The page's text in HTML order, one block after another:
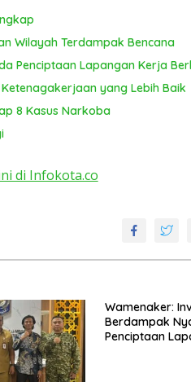
Wilayah Terdampak Bencana
Penciptaan Lapangan Kerja
yang Lebih Baik
8 Kasus Narkoba
di Infokota.co
Wamenaker:
Berdampak
Penciptaan